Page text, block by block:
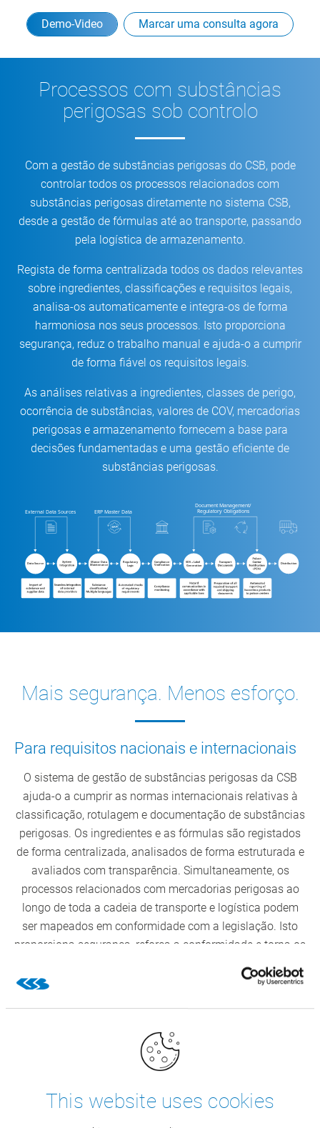
This website uses cookies
Demo-Video Marcar uma consulta agora
Processos com substâncias
perigosas sob controlo
Com a gestão de substâncias perigosas do CSB, pode
controlar todos os processos relacionados com
substâncias perigosas diretamente no sistema CSB,
desde a gestão de fórmulas até ao transporte, passando
pela logística de armazenamento.
Regista de forma centralizada todos os dados relevantes
sobre ingredientes, classificações e requisitos legais,
analisa-os automaticamente e integra-os de forma
harmoniosa nos seus processos. Isto proporciona
segurança, reduz o trabalho manual e ajuda-o a cumprir
de forma fiável os requisitos legais.
As análises relativas a ingredientes, classes de perigo,
ocorrência de substâncias, valores de COV, mercadorias
perigosas e armazenamento fornecem a base para
decisões fundamentadas e uma gestão eficiente de
substâncias perigosas.
Data Source
Master Data
Maintenance
Regulatory
Logic
Compliance
Verification
SDS + Label
Generation
Distribution
ERP Master Data
External Data Sources
Document Management/
Regulatory Obligations
Mais segurança. Menos esforço.
Para requisitos nacionais e internacionais
O sistema de gestão de substâncias perigosas da CSB
ajuda-o a cumprir as normas internacionais relativas à
classificação, rotulagem e documentação de substâncias
perigosas. Os ingredientes e as fórmulas são registados
de forma centralizada, analisados de forma estruturada e
avaliados com transparência. Simultaneamente, os
processos relacionados com mercadorias perigosas ao
longo de toda a cadeia de transporte e logística podem
ser mapeados em conformidade com a legislação. Isto
proporciona segurança, reforça a conformidade e torna os
Total transparência sobre substâncias
perigosas e processos
As avaliações integradas proporcionam transparência na
aquisição, armazenamento e comercialização. Balanços
de COV, relatórios de mercadorias perigosas e análises de
armazém com informações sobre substâncias perigosas